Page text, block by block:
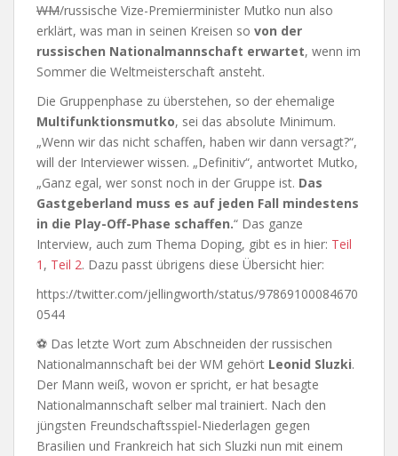
WM/russische Vize-Premierminister Mutko nun also
erklärt, was man in seinen Kreisen so von der
russischen Nationalmannschaft erwartet, wenn im
Sommer die Weltmeisterschaft ansteht.
Die Gruppenphase zu überstehen, so der ehemalige
Multifunktionsmutko, sei das absolute Minimum.
„Wenn wir das nicht schaffen, haben wir dann versagt?“,
will der Interviewer wissen. „Definitiv“, antwortet Mutko,
„Ganz egal, wer sonst noch in der Gruppe ist. Das
Gastgeberland muss es auf jeden Fall mindestens
in die Play-Off-Phase schaffen.“ Das ganze
Interview, auch zum Thema Doping, gibt es in hier: Teil
1 , Teil 2. Dazu passt übrigens diese Übersicht hier:
https://twitter.com/jellingworth/status/97869100084670
0544
⚽ Das letzte Wort zum Abschneiden der russischen
Nationalmannschaft bei der WM gehört Leonid Sluzki.
Der Mann weiß, wovon er spricht, er hat besagte
Nationalmannschaft selber mal trainiert. Nach den
jüngsten Freundschaftsspiel-Niederlagen gegen
Brasilien und Frankreich hat sich Sluzki nun mit einem